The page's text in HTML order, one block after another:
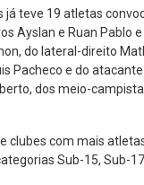
teve 19 atletas
Ayslan e Ruan Pablo
do lateral-direito
Pacheco e do
dos meio-
clubes com mais
Sub-15, Sub-